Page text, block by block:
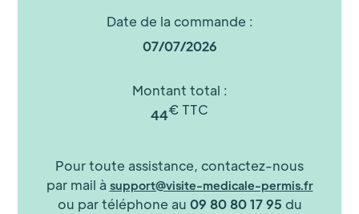
Date de la commande :
07/07/2026
Montant total :
44€ TTC
Pour toute assistance, contactez-nous
par mail à support@visite-medicale-permis.fr
ou par téléphone au 09 80 80 17 95 du